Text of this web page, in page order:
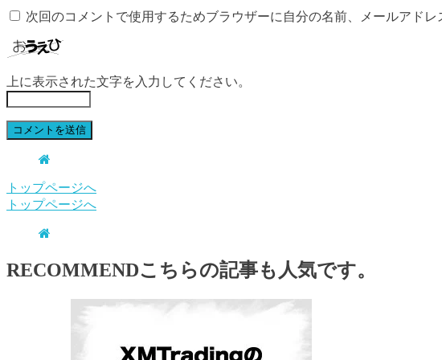
次回のコメントで使用するためブラウザーに自分の名前、メールアドレ
上に表示された文字を入力してください。
トップページへ
トップページへ
RECOMMENDこちらの記事も人気です。